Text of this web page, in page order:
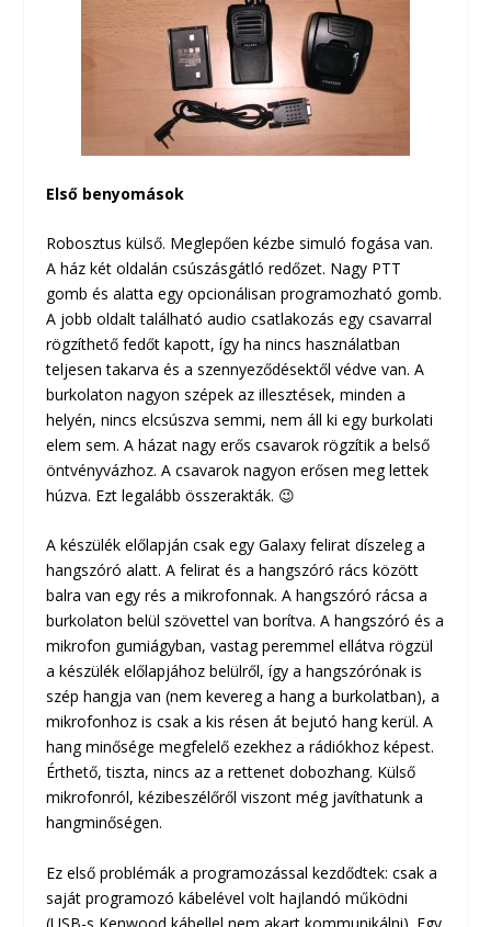
Első benyomások
Robosztus külső. Meglepően kézbe simuló fogása van.
A ház két oldalán csúszásgátló redőzet. Nagy PTT
gomb és alatta egy opcionálisan programozható gomb.
A jobb oldalt található audio csatlakozás egy csavarral
rögzíthető fedőt kapott, így ha nincs használatban
teljesen takarva és a szennyeződésektől védve van. A
burkolaton nagyon szépek az illesztések, minden a
helyén, nincs elcsúszva semmi, nem áll ki egy burkolati
elem sem. A házat nagy erős csavarok rögzítik a belső
öntvényvázhoz. A csavarok nagyon erősen meg lettek
húzva. Ezt legalább összerakták. 😉
A készülék előlapján csak egy Galaxy felirat díszeleg a
hangszóró alatt. A felirat és a hangszóró rács között
balra van egy rés a mikrofonnak. A hangszóró rácsa a
burkolaton belül szövettel van borítva. A hangszóró és a
mikrofon gumiágyban, vastag peremmel ellátva rögzül
a készülék előlapjához belülről, így a hangszórónak is
szép hangja van (nem kevereg a hang a burkolatban), a
mikrofonhoz is csak a kis résen át bejutó hang kerül. A
hang minősége megfelelő ezekhez a rádiókhoz képest.
Érthető, tiszta, nincs az a rettenet dobozhang. Külső
mikrofonról, kézibeszélőről viszont még javíthatunk a
hangminőségen.
Ez első problémák a programozással kezdődtek: csak a
saját programozó kábelével volt hajlandó működni